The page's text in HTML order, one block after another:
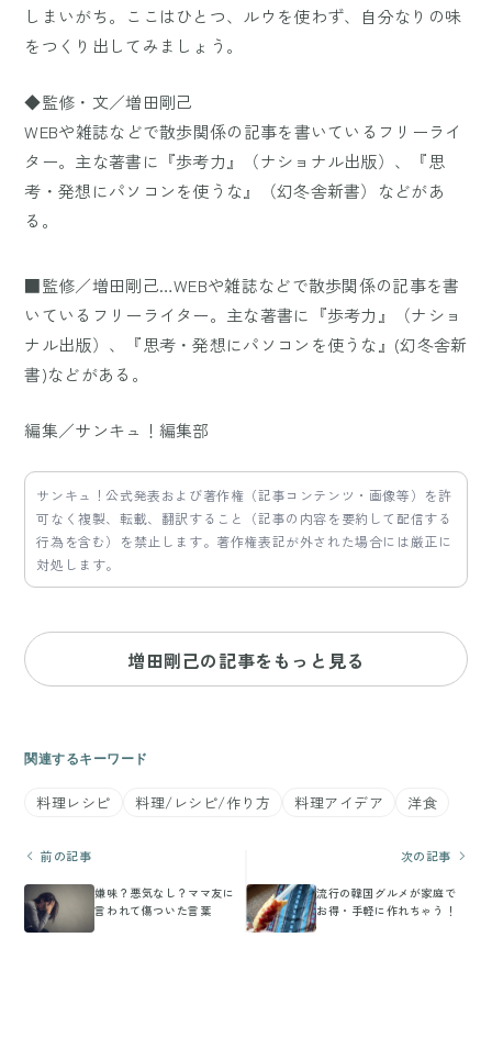
しまいがち。ここはひとつ、ルウを使わず、自分なりの味
をつくり出してみましょう。
◆監修・文／増田剛己
WEBや雑誌などで散歩関係の記事を書いているフリーライ
ター。主な著書に『歩考力』（ナショナル出版）、『思
考・発想にパソコンを使うな』（幻冬舎新書）などがあ
る。
■監修／増田剛己…WEBや雑誌などで散歩関係の記事を書
いているフリーライター。主な著書に『歩考力』（ナショ
ナル出版）、『思考・発想にパソコンを使うな』(幻冬舎新
書)などがある。
編集／サンキュ！編集部
サンキュ！公式発表および著作権（記事コンテンツ・画像等）を許
可なく複製、転載、翻訳すること（記事の内容を要約して配信する
行為を含む）を禁止します。著作権表記が外された場合には厳正に
対処します。
増田剛己の記事をもっと見る
関連するキーワード
料理レシピ 料理/レシピ/作り方 料理アイデア 洋食
前の記事
嫌味？悪気なし？ママ友に
言われて傷ついた言葉
次の記事
流行の韓国グルメが家庭で
お得・手軽に作れちゃう！